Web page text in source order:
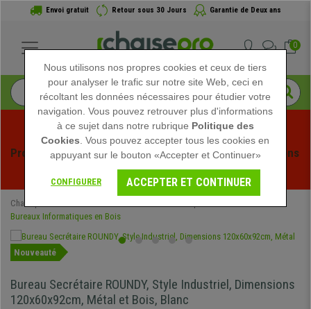
Envoi gratuit Retour sous 30 Jours Garantie de Deux ans
0
Profitez des soldes d'été chez Chaisepro ! Des réductions
exclusives pour une durée limitée - Voir l'offre
Chaisepro
Bureaux Informatiques en Bois
Nouveauté
Bureau Secrétaire ROUNDY, Style Industriel, Dimensions
120x60x92cm, Métal et Bois, Blanc
Nous utilisons nos propres cookies et ceux de tiers
pour analyser le trafic sur notre site Web, ceci en
récoltant les données nécessaires pour étudier votre
navigation. Vous pouvez retrouver plus d'informations
à ce sujet dans notre rubrique Politique des
Cookies . Vous pouvez accepter tous les cookies en
appuyant sur le bouton «Accepter et Continuer»
CONFIGURER ACCEPTER ET CONTINUER